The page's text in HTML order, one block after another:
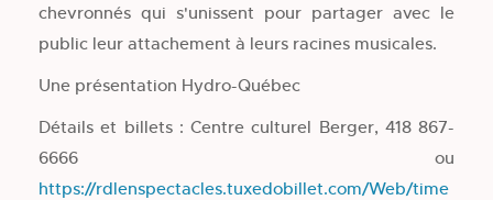
chevronnés qui s'unissent pour partager avec le
public leur attachement à leurs racines musicales.
Une présentation Hydro-Québec
Détails et billets : Centre culturel Berger, 418 867-
6666 ou
https://rdlenspectacles.tuxedobillet.com/Web/time